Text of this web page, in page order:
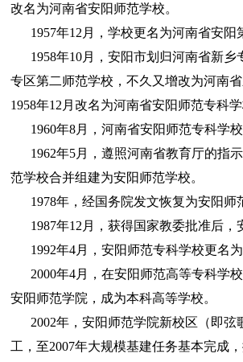
改名为河南省安阳师范学校。
1957年12月，学校更名为河南省安阳
1958年10月，安阳市划归河南省新
专区第二师范学校，不久又增改为河南
1958年12月改名为河南省安阳师范专科学
1960年8月，河南省安阳师范专科学
1962年5月，遵照河南省教育厅的指
范学校合并组建为安阳师范学校。
1978年，经国务院发文恢复为安阳师
1987年12月，获得国家教委批准后
1992年4月，安阳师范专科学校更名
2000年4月，在安阳师范高等专科学
安阳师范学院，成为本科高等学校。
2002年，安阳师范学院新校区（即
工，至2007年大规模基建任务基本完成